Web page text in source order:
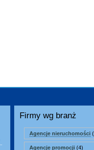
Firmy wg branż
Agencje nieruchomości
Agencje promocji (4)